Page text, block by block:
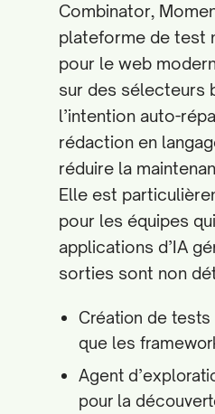
Combinator,
plateforme de test
pour le web
sur des sélecteurs
l’intention auto-
rédaction en
réduire la
Elle est
pour les équipes
applications d’IA
sorties sont non
Création de
que les
Agent
pour la